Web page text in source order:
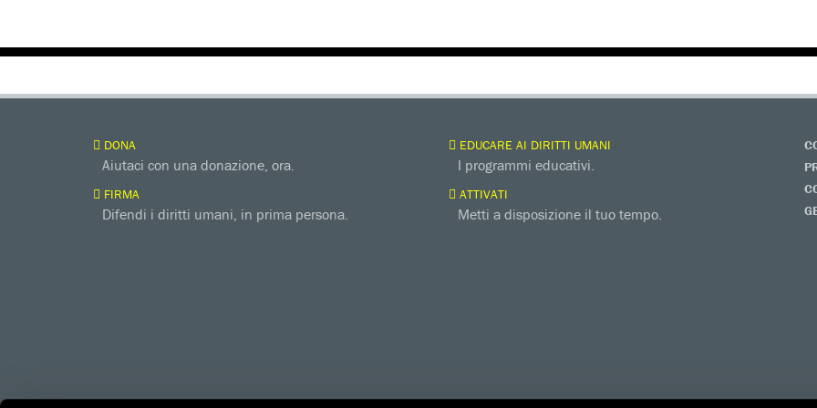
DONA
Aiutaci con una donazione, ora.
FIRMA
Difendi i diritti umani, in prima persona.
EDUCARE AI DIRITTI UMANI
I programmi educativi.
ATTIVATI
Metti a disposizione il tuo tempo.